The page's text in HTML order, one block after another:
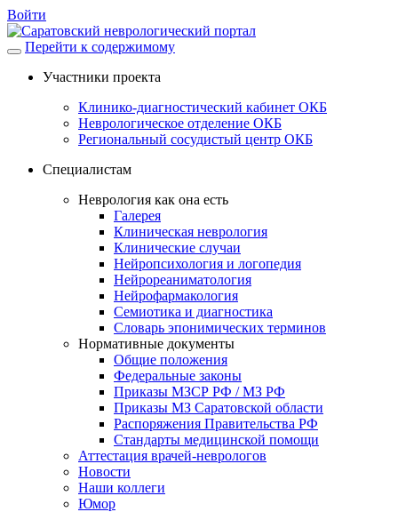
Войти
Перейти к содержимому
Участники проекта
Клинико-диагностический кабинет ОКБ
Неврологическое отделение ОКБ
Региональный сосудистый центр ОКБ
Специалистам
Неврология как она есть
Галерея
Клиническая неврология
Клинические случаи
Нейропсихология и логопедия
Нейрореаниматология
Нейрофармакология
Семиотика и диагностика
Словарь эпонимических терминов
Нормативные документы
Общие положения
Федеральные законы
Приказы МЗСР РФ / МЗ РФ
Приказы МЗ Саратовской области
Распоряжения Правительства РФ
Стандарты медицинской помощи
Аттестация врачей-неврологов
Новости
Наши коллеги
Юмор